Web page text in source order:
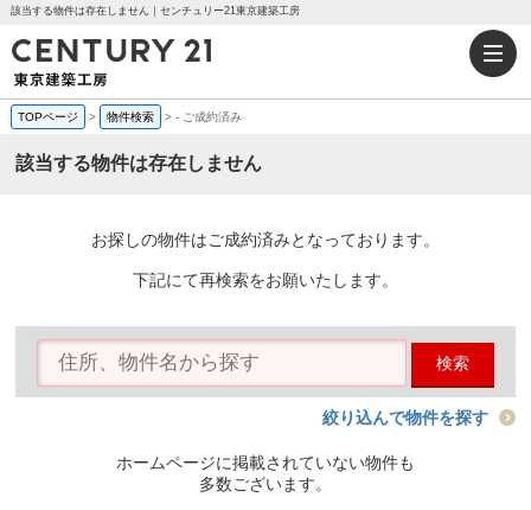
該当する物件は存在しません｜センチュリー21東京建築工房
TOPページ > 物件検索 >- ご成約済み
該当する物件は存在しません
お探しの物件はご成約済みとなっております。
下記にて再検索をお願いたします。
検索
絞り込んで物件を探す
ホームページに掲載されていない物件も
多数ございます。